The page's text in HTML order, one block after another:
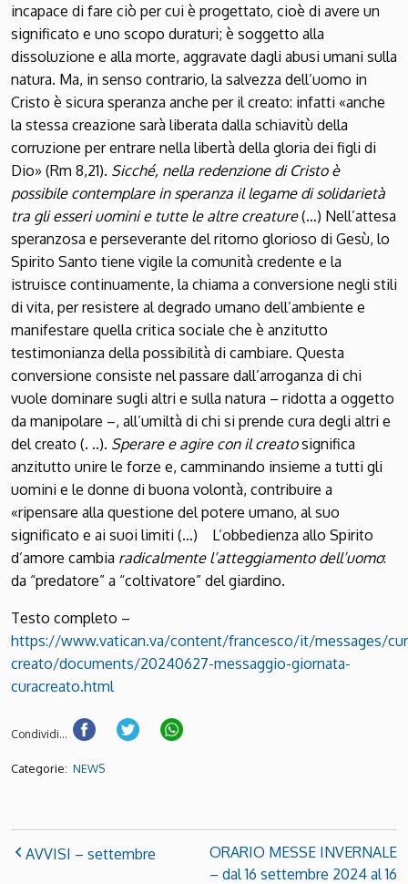
incapace di fare ciò per cui è progettato, cioè di avere un
significato e uno scopo duraturi; è soggetto alla
dissoluzione e alla morte, aggravate dagli abusi umani sulla
natura. Ma, in senso contrario, la salvezza dell’uomo in
Cristo è sicura speranza anche per il creato: infatti «anche
la stessa creazione sarà liberata dalla schiavitù della
corruzione per entrare nella libertà della gloria dei figli di
Dio» (Rm 8,21). Sicché, nella redenzione di Cristo è
possibile contemplare in speranza il legame di solidarietà
tra gli esseri uomini e tutte le altre creature(…) Nell’attesa
speranzosa e perseverante del ritorno glorioso di Gesù, lo
Spirito Santo tiene vigile la comunità credente e la
istruisce continuamente, la chiama a conversione negli stili
di vita, per resistere al degrado umano dell’ambiente e
manifestare quella critica sociale che è anzitutto
testimonianza della possibilità di cambiare. Questa
conversione consiste nel passare dall’arroganza di chi
vuole dominare sugli altri e sulla natura – ridotta a oggetto
da manipolare –, all’umiltà di chi si prende cura degli altri e
del creato (. ..). Sperare e agire con il creatosignifica
anzitutto unire le forze e, camminando insieme a tutti gli
uomini e le donne di buona volontà, contribuire a
«ripensare alla questione del potere umano, al suo
significato e ai suoi limiti (…) L’obbedienza allo Spirito
d’amore cambia radicalmente l’atteggiamento dell’uomo:
da “predatore” a “coltivatore” del giardino.
Testo completo –
https://www.vatican.va/content/francesco/it/messages/
creato/documents/20240627-messaggio-giornata-
curacreato.html
Condividi...
Categorie: NEWS
AVVISI – settembre
ORARIO MESSE INVERNALE
– dal 16 settembre 2024 al 16